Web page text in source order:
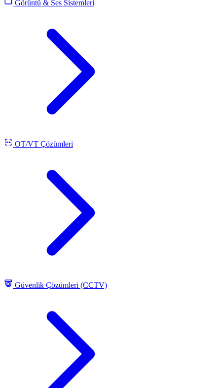
Görüntü & Ses Sistemleri
OT/VT Çözümleri
Güvenlik Çözümleri (CCTV)